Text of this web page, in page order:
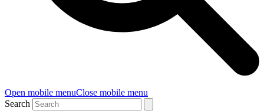
Open mobile menuClose mobile menu
Search